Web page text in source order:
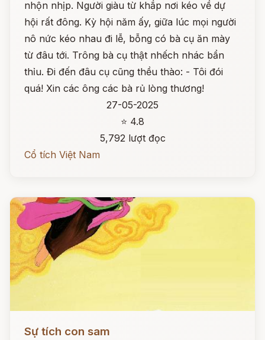
nhộn nhịp. Người giàu từ khắp nơi kéo về dự
hội rất đông. Kỳ hội năm ấy, giữa lúc mọi người
nô nức kéo nhau đi lễ, bỗng có bà cụ ăn mày
từ đâu tới. Trông bà cụ thật nhếch nhác bẩn
thỉu. Đi đến đâu cụ cũng thều thào: - Tôi đói
quá! Xin các ông các bà rủ lòng thương!
27-05-2025
⭐ 4.8
5,792 lượt đọc
Cổ tích Việt Nam
Sự tích con sam